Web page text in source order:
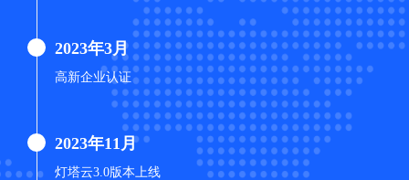
2023年3月
高新企业认证
2023年11月
灯塔云3.0版本上线